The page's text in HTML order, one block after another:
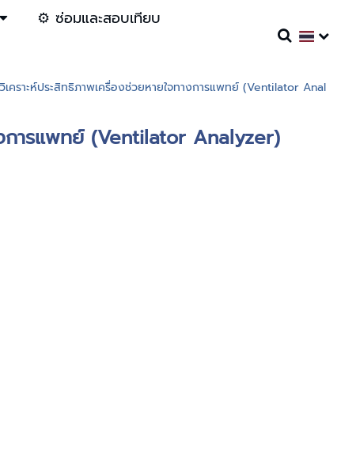
⚙️ ซ่อมและสอบเทียบ
คราะห์ประสิทธิภาพเครื่องช่วยหายใจทางการแพทย์ (Ventilator Anal
งการแพทย์ (Ventilator Analyzer)